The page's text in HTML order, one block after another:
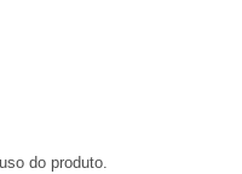
do produto.